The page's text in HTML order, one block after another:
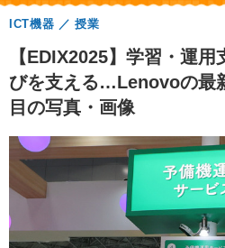
【EDIX2025】学習・運
びを支える…Lenovoの最
目の写真・画像
ICT機器 授業